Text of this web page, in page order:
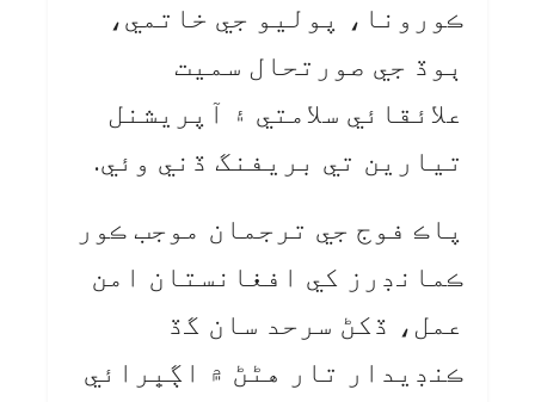
ڪورونا، پوليو جي خاتمي،
ٻوڏ جي صورتحال سميت
علائقائي سلامتي ۽ آپريشنل
تيارين تي بريفنگ ڏني وئي.
پاڪ فوج جي ترجمان موجب ڪور
ڪمانڊرز کي افغانستان امن
عمل، ڏکڻ سرحد سان گڏ
ڪنڊيدار تار هڻڻ ۾ اڳڀرائي